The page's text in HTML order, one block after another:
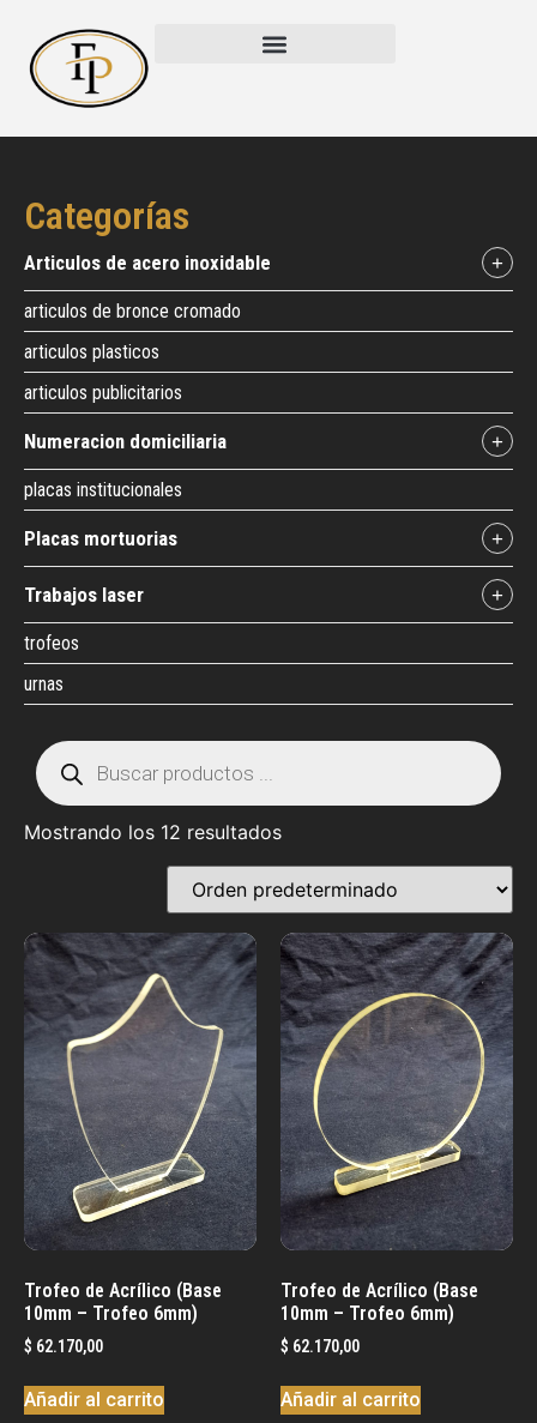
Categorías
articulos de acero inoxidable +
articulos de bronce cromado
articulos plasticos
articulos publicitarios
numeracion domiciliaria +
placas institucionales
placas mortuorias +
trabajos laser +
trofeos
urnas
Mostrando los 12 resultados
Trofeo de Acrílico (Base
10mm – Trofeo 6mm)
$ 62.170,00
Añadir al carrito
Trofeo de Acrílico (Base
10mm – Trofeo 6mm)
$ 62.170,00
Añadir al carrito